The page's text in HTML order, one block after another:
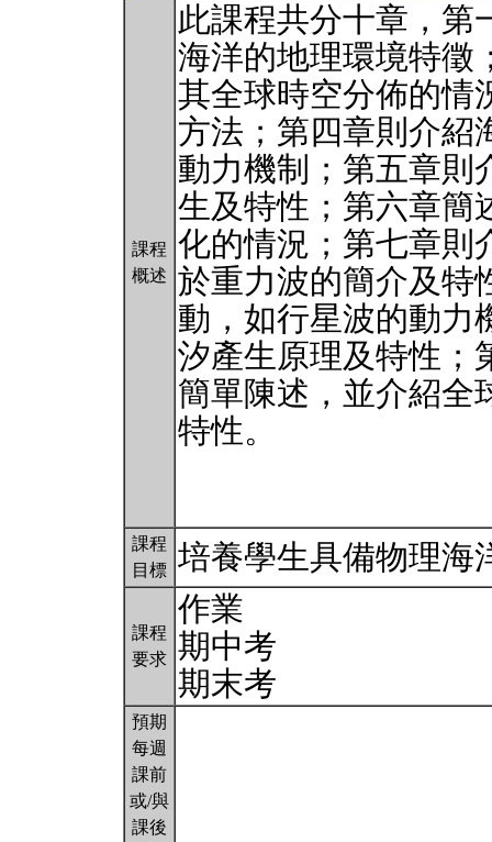
課程
概述
此課程共分十章，第
海洋的地理環境特徵
其全球時空分佈的情
方法；第四章則介紹
動力機制；第五章則
生及特性；第六章簡
化的情況；第七章則
於重力波的簡介及特
動，如行星波的動力
汐產生原理及特性；
簡單陳述，並介紹全
特性。
課程
目標 培養學生具備物理海
課程
要求
作業
期中考
期末考
預期
每週
課前
或/與
課後